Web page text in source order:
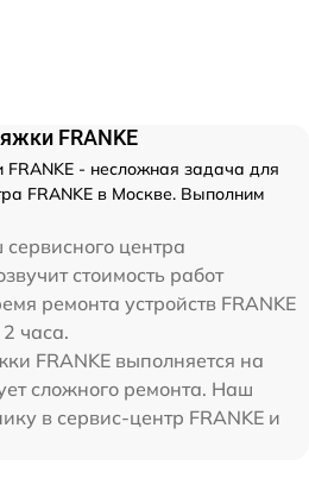
FRANKE
- несложная задача для
FRANKE в Москве. Выполним
центра
стоимость работ
ремонта устройств FRANKE
часа.
FRANKE выполняется на
сложного ремонта. Наш
в сервис-центр FRANKE и